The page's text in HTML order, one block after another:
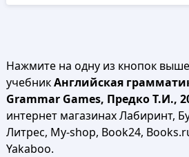
Нажмите на одну из кнопок
учебникАнглийская
Grammar Games, Предко Т.И.,
интернет магазинах Лабиринт,
Литрес, My-shop, Book24,
Yakaboo.